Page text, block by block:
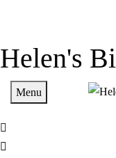
Helen's
Menu